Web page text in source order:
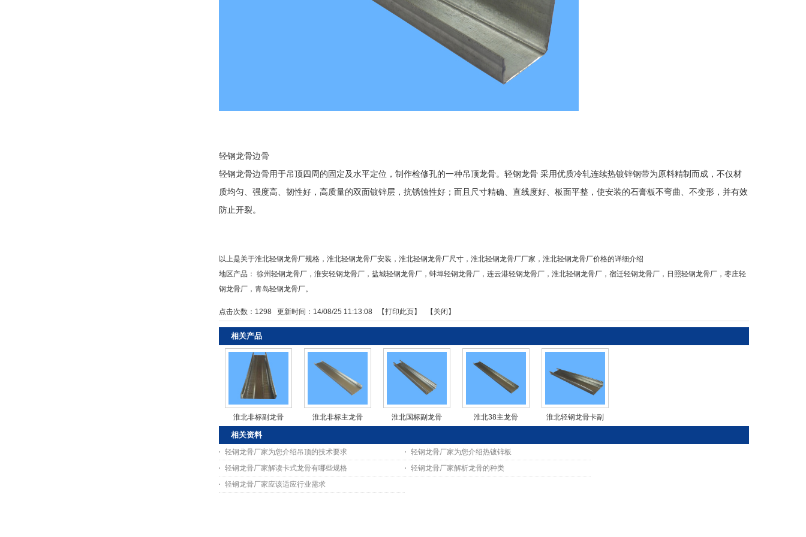
轻钢龙骨边骨
轻钢龙骨边骨用于吊顶四周的固定及水平定位，制作检修孔的一种吊顶龙骨。轻钢龙骨 采用优质冷轧连续热镀锌钢带为原料精制而成，不仅材
质均匀、强度高、韧性好，高质量的双面镀锌层，抗锈蚀性好；而且尺寸精确、直线度好、板面平整，使安装的石膏板不弯曲、不变形，并有效
防止开裂。
以上是关于淮北轻钢龙骨厂规格，淮北轻钢龙骨厂安装，淮北轻钢龙骨厂尺寸，淮北轻钢龙骨厂厂家，淮北轻钢龙骨厂价格的详细介绍
地区产品：徐州轻钢龙骨厂 ，淮安轻钢龙骨厂 ，盐城轻钢龙骨厂 ，蚌埠轻钢龙骨厂 ，连云港轻钢龙骨厂 ，淮北轻钢龙骨厂 ，宿迁轻钢龙骨厂 ， 日照轻钢龙骨厂 ，枣庄轻
钢龙骨厂 ，青岛轻钢龙骨厂。
点击次数： 1298 更新时间：14/08/25 11:13:08 【打印此页】 【 关闭 】
相关产品
淮北非标副龙骨 淮北非标主龙骨 淮北国标副龙骨 淮北38主龙骨 淮北轻钢龙骨卡副
相关资料
轻钢龙骨厂家为您介绍吊顶的技术要求
轻钢龙骨厂家为您介绍热镀锌板
轻钢龙骨厂家解读卡式龙骨有哪些规格
轻钢龙骨厂家解析龙骨的种类
轻钢龙骨厂家应该适应行业需求